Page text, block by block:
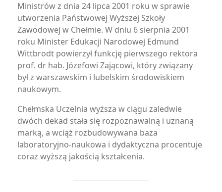
Ministrów z dnia 24 lipca 2001 roku w sprawie
utworzenia Państwowej Wyższej Szkoły
Zawodowej w Chełmie. W dniu 6 sierpnia 2001
roku Minister Edukacji Narodowej Edmund
Wittbrodt powierzył funkcję pierwszego rektora
prof. dr hab. Józefowi Zającowi, który związany
był z warszawskim i lubelskim środowiskiem
naukowym.
Chełmska Uczelnia wyższa w ciągu zaledwie
dwóch dekad stała się rozpoznawalną i uznaną
marką, a wciąż rozbudowywana baza
laboratoryjno-naukowa i dydaktyczna procentuje
coraz wyższą jakością kształcenia.